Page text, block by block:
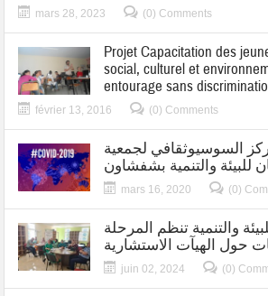
mars 28, 2023 (0) Comments
Projet Capacitation des
social, culturel et
entourage sans
février 13, 2016 (0) Comments
السوسيوثقافي لجمعية
للبيئة والتنمية بشفشاون
mars 16, 2020 (0)
والتنمية تنظم المرحلة
حول الهيآت الاستشارية
juin 02, 2024 (0)